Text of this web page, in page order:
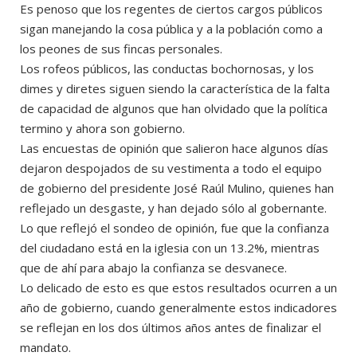
Es penoso que los regentes de ciertos cargos públicos
sigan manejando la cosa pública y a la población como a
los peones de sus fincas personales.
Los rofeos públicos, las conductas bochornosas, y los
dimes y diretes siguen siendo la característica de la falta
de capacidad de algunos que han olvidado que la política
termino y ahora son gobierno.
Las encuestas de opinión que salieron hace algunos días
dejaron despojados de su vestimenta a todo el equipo
de gobierno del presidente José Raúl Mulino, quienes han
reflejado un desgaste, y han dejado sólo al gobernante.
Lo que reflejó el sondeo de opinión, fue que la confianza
del ciudadano está en la iglesia con un 13.2%, mientras
que de ahí para abajo la confianza se desvanece.
Lo delicado de esto es que estos resultados ocurren a un
año de gobierno, cuando generalmente estos indicadores
se reflejan en los dos últimos años antes de finalizar el
mandato.